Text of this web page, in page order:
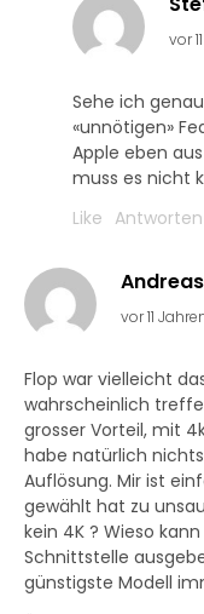
vor
Sehe ich
«unnötigen»
Apple eben
muss es nicht
Like Antworten
vor 11
Flop war vielleicht
wahrscheinlich
grosser Vorteil, mit
habe natürlich
Auflösung. Mir ist
gewählt hat zu
kein 4K ? Wieso
Schnittstelle
günstigste Modell